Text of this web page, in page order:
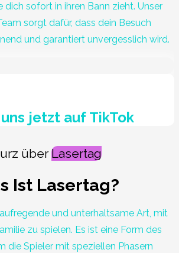
dich sofort in ihren Bann zieht. Unser
sorgt dafür, dass dein Besuch
und garantiert unvergesslich wird.
jetzt auf TikTok
überLasertag
Ist Lasertag?
und unterhaltsame Art, mit
zu spielen. Es ist eine Form des
die Spieler mit speziellen Phasern